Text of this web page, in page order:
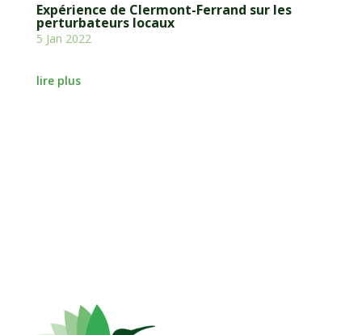
Expérience de Clermont-Ferrand sur les
perturbateurs locaux
5 Jan 2022
lire plus